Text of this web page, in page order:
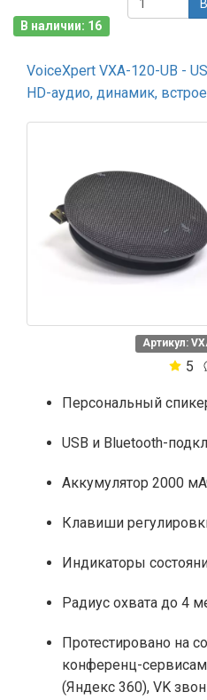
В наличии: 16
VoiceXpert VXA-120-UB -
HD-аудио, динамик,
Артикул:
5
Персональный
USB и Bluetooth-
Аккумулятор 2000
Клавиши
Индикаторы
Радиус охвата до 4
Протестировано на
конференц-
(Яндекс 360), VK